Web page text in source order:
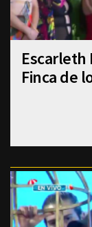
Escarleth
Finca de